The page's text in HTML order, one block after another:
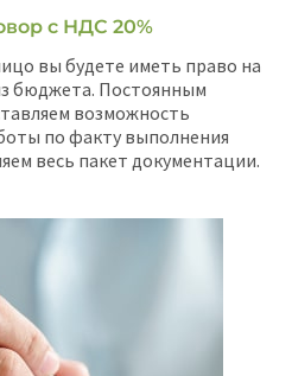
с НДС 20%
вы будете иметь право на
бюджета. Постоянным
возможность
по факту выполнения
весь пакет документации.